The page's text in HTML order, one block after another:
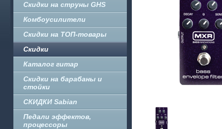
Скидки на струны GHS
Комбоусилители
Скидки на ТОП-товары
Скидки
Каталог гитар
Скидки на барабаны и
стойки
СКИДКИ Sabian
Педали эффектов,
процессоры